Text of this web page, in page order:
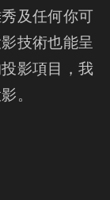
及任何你可
技術也能呈
影項目，我
。